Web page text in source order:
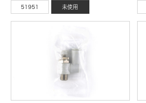
51951 未使用